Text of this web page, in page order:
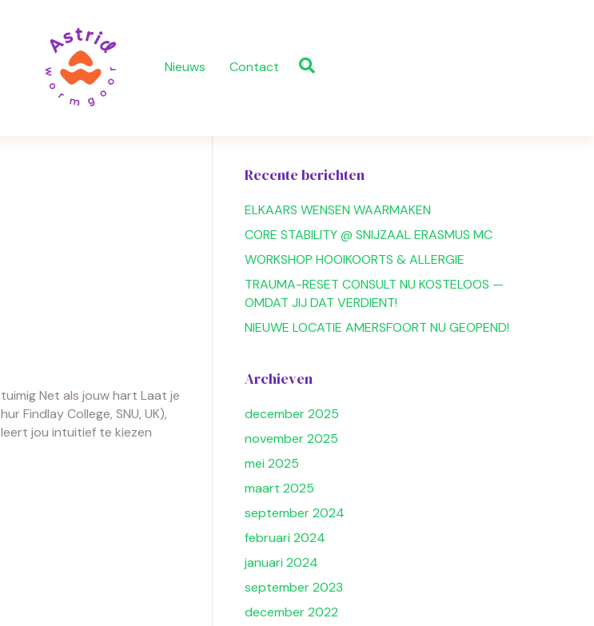
Nieuws Contact
Net als jouw hart Laat je
Findlay College, SNU, UK),
jou intuitief te kiezen
Recente berichten
ELKAARS WENSEN WAARMAKEN
CORE STABILITY @ SNIJZAAL ERASMUS MC
WORKSHOP HOOIKOORTS & ALLERGIE
TRAUMA-RESET CONSULT NU KOSTELOOS —
OMDAT JIJ DAT VERDIENT!
NIEUWE LOCATIE AMERSFOORT NU GEOPEND!
Archieven
december 2025
november 2025
mei 2025
maart 2025
september 2024
februari 2024
januari 2024
september 2023
december 2022